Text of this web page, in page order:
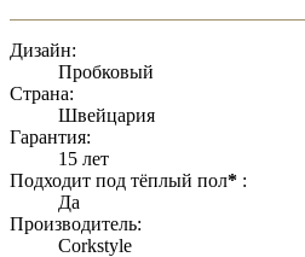
Дизайн:
Пробковый
Страна:
Швейцария
Гарантия:
15 лет
Подходит под тёплый пол* :
Да
Производитель:
Corkstyle